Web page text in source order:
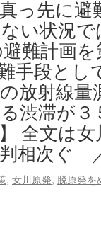
っ先に避
い状況
難計画を
手段とし
放射線
渋滞が
全文は
相次ぐ
, 女川原発, 脱原発を